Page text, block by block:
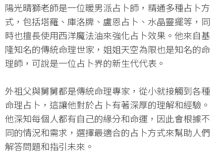
陽光晴獅老師是一位暖男派占卜師，精通多種占卜方
式，包括塔羅、庫洛牌、盧恩占卜、水晶靈擺等，同
時也擅長使用西洋魔法油來強化占卜效果。他來自基
隆知名的傳統命理世家，姐姐天空為限也是知名的命
理師，可說是一位占卜界的新生代代表。
外祖父與舅舅都是傳統命理專家，從小就接觸到各種
命理占卜，這讓他對於占卜有著深厚的理解和經驗。
他深知每個人都有自己的緣分和命運，因此會根據不
同的情況和需求，選擇最適合的占卜方式來幫助人們
解答問題和指引未來。